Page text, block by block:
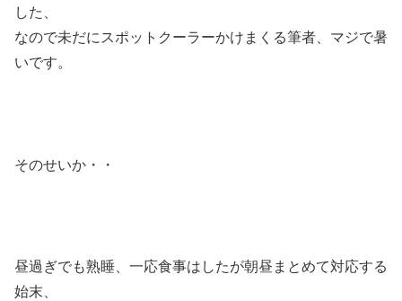
した、
なので未だにスポットクーラーかけまくる筆者、マジで暑
いです。
そのせいか・・
昼過ぎでも熟睡、一応食事はしたが朝昼まとめて対応する
始末、